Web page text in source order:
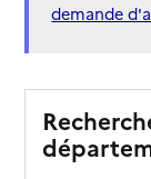
demande